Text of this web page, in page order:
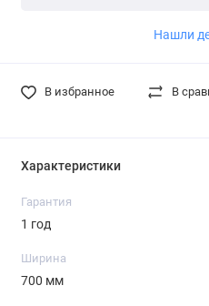
Нашли
В избранное В
Характеристики
Гарантия
1 год
Ширина
700 мм